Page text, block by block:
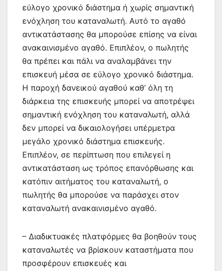
εύλογο χρονικό διάστημα ή χωρίς σημαντική
ενόχληση του καταναλωτή. Αυτό το αγαθό
αντικατάστασης θα μπορούσε επίσης να είναι
ανακαινισμένο αγαθό. Επιπλέον, ο πωλητής
θα πρέπει και πάλι να αναλαμβάνει την
επισκευή μέσα σε εύλογο χρονικό διάστημα.
Η παροχή δανεικού αγαθού καθ’ όλη τη
διάρκεια της επισκευής μπορεί να αποτρέψει
σημαντική ενόχληση του καταναλωτή, αλλά
δεν μπορεί να δικαιολογήσει υπέρμετρα
μεγάλο χρονικό διάστημα επισκευής.
Επιπλέον, σε περίπτωση που επιλεγεί η
αντικατάσταση ως τρόπος επανόρθωσης και
κατόπιν αιτήματος του καταναλωτή, ο
πωλητής θα μπορούσε να παράσχει στον
καταναλωτή ανακαινισμένο αγαθό.
– Διαδικτυακές πλατφόρμες θα βοηθούν τους
καταναλωτές να βρίσκουν καταστήματα που
προσφέρουν επισκευές και